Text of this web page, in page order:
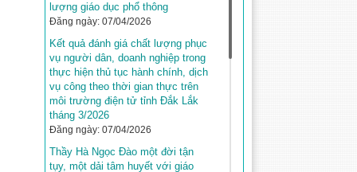
lượng giáo dục phổ thông
Đăng ngày: 07/04/2026
Kết quả đánh giá chất lượng phục
vụ người dân, doanh nghiệp trong
thực hiện thủ tục hành chính, dịch
vụ công theo thời gian thực trên
môi trường điện tử tỉnh Đắk Lắk
tháng 3/2026
Đăng ngày: 07/04/2026
Thầy Hà Ngọc Đào một đời tận
tụy, một dải tâm huyết với giáo